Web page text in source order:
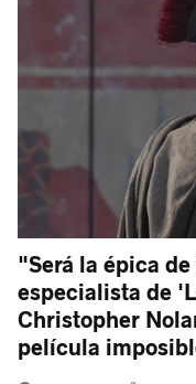
"Será la épica
especialista de
Christopher
película